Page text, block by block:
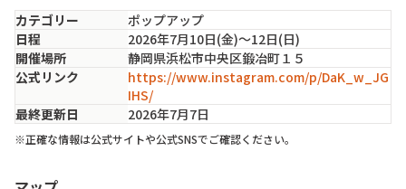
カテゴリー
ポップアップ
日程
2026年7月10日(金)〜12日(日)
開催場所
静岡県浜松市中央区鍛冶町１５
公式リンク
https://www.instagram.com/p/DaK_w_JG
IHS/
最終更新日
2026年7月7日
※正確な情報は公式サイトや公式SNSでご確認ください。